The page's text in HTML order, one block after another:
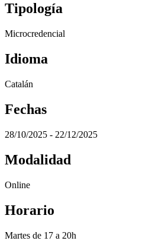
Tipología
Microcredencial
Idioma
Catalán
Fechas
28/10/2025 - 22/12/2025
Modalidad
Online
Horario
Martes de 17 a 20h